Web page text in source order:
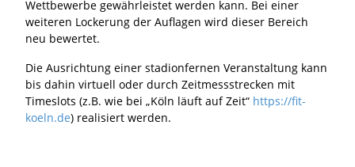
Wettbewerbe gewährleistet werden kann. Bei einer
weiteren Lockerung der Auflagen wird dieser Bereich
neu bewertet.
Die Ausrichtung einer stadionfernen Veranstaltung kann
bis dahin virtuell oder durch Zeitmessstrecken mit
Timeslots (z.B. wie bei „Köln läuft auf Zeit“ https://fit-
koeln.de) realisiert werden.